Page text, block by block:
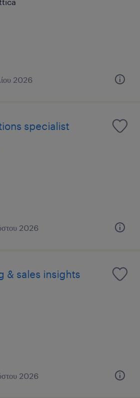
2026
specialist
2026
& sales insights
2026